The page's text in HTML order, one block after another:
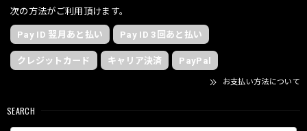
次の方法がご利用頂けます。
Pay ID 翌月あと払い Pay ID 3回あと払い
クレジットカード キャリア決済 PayPal
お支払い方法について
SEARCH